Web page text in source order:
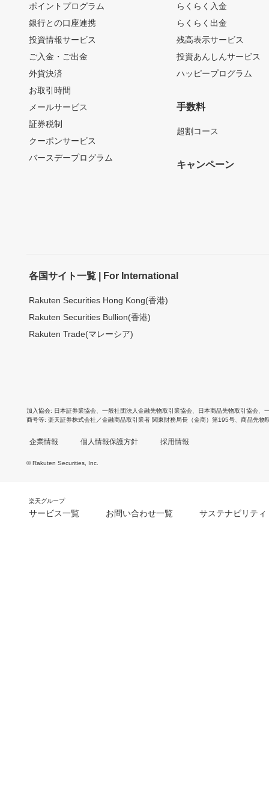
ポイントプログラム
銀行との口座連携
投資情報サービス
ご入金・ご出金
外貨決済
お取引時間
メールサービス
証券税制
クーポンサービス
バースデープログラム
らくらく入金
らくらく出金
残高表示サービス
投資あんしんサービス
ハッピープログラム
手数料
超割コース
キャンペーン
各国サイト一覧 | For International
Rakuten Securities Hong Kong(香港)
Rakuten Securities Bullion(香港)
Rakuten Trade(マレーシア)
加入協会 日本証券業協会 一般社団法人金融先物取引業協会 日本商品先物取引協会
商号等 楽天証券株式会社／金融商品取引業者 関東財務局長（金商）第195号、商品先物
企業情報 個人情報保護方針 採用情報
© Rakuten Securities, Inc.
楽天グループ
サービス一覧 お問い合わせ一覧 サステナビリティ